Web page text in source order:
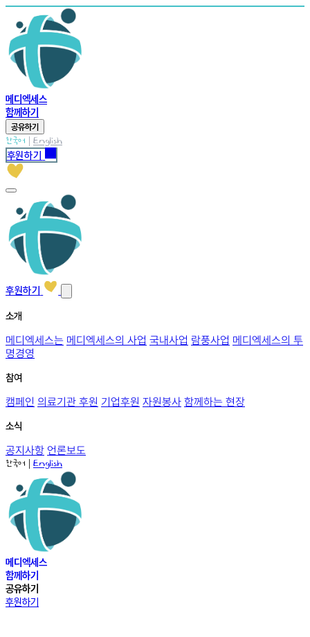
메디엑세스
함께하기
공유하기
한국어 | English
후원하기
후원하기
소개
메디엑세스는 메디엑세스의 사업 국내사업 람풍사업 메디엑세스의 투
명경영
참여
캠페인 의료기관 후원 기업후원 자원봉사 함께하는 현장
소식
공지사항 언론보도
한국어 | English
메디엑세스
함께하기
공유하기
후원하기